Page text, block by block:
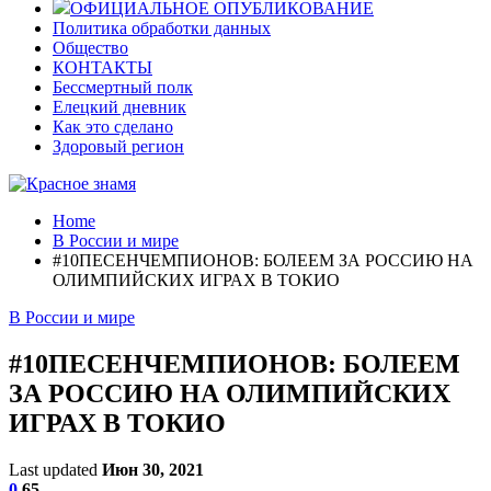
ОФИЦИАЛЬНОЕ ОПУБЛИКОВАНИЕ
Политика обработки данных
Общество
КОНТАКТЫ
Бессмертный полк
Елецкий дневник
Как это сделано
Здоровый регион
Home
В России и мире
#10ПЕСЕНЧЕМПИОНОВ: БОЛЕЕМ ЗА РОССИЮ НА
ОЛИМПИЙСКИХ ИГРАХ В ТОКИО
В России и мире
#10ПЕСЕНЧЕМПИОНОВ: БОЛЕЕМ
ЗА РОССИЮ НА ОЛИМПИЙСКИХ
ИГРАХ В ТОКИО
Last updated Июн 30, 2021